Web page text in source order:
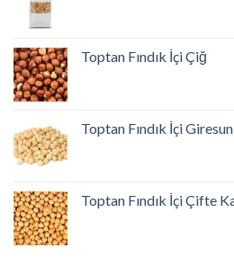
Toptan Fındık İçi Çiğ
Toptan Fındık İçi Giresun
Toptan Fındık İçi Çifte